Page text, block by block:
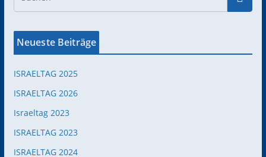
Neueste Beiträge
ISRAELTAG 2025
ISRAELTAG 2026
Israeltag 2023
ISRAELTAG 2023
ISRAELTAG 2024